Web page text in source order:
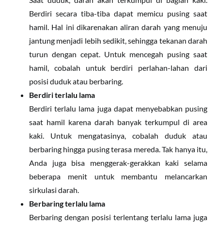
Berdiri secara tiba-tiba dapat memicu pusing saat
hamil. Hal ini dikarenakan aliran darah yang menuju
jantung menjadi lebih sedikit, sehingga tekanan darah
turun dengan cepat. Untuk mencegah pusing saat
hamil, cobalah untuk berdiri perlahan-lahan dari
posisi duduk atau berbaring.
Berdiri terlalu lama
Berdiri terlalu lama juga dapat menyebabkan pusing
saat hamil karena darah banyak terkumpul di area
kaki. Untuk mengatasinya, cobalah duduk atau
berbaring hingga pusing terasa mereda. Tak hanya itu,
Anda juga bisa menggerak-gerakkan kaki selama
beberapa menit untuk membantu melancarkan
sirkulasi darah.
Berbaring terlalu lama
Berbaring dengan posisi terlentang terlalu lama juga